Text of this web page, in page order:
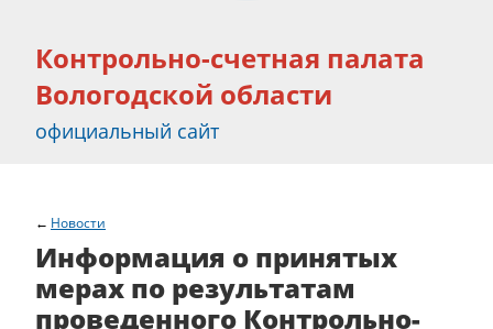
Контрольно-счетная палата
Вологодской области
официальный сайт
Новости
Информация о принятых
мерах по результатам
проведенного Контрольно-